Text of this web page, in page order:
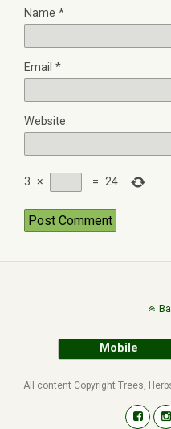
Name *
Email *
Website
3 × = 24
Mobile
All content Copyright Trees,